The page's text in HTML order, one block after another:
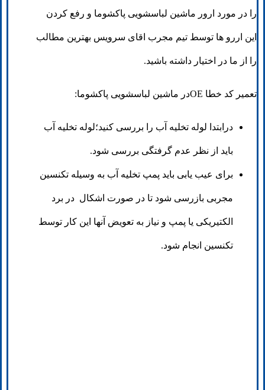
را در مورد ارور ماشین لباسشویی پاکشوما و رفع کردن
این اررو ها توسط تیم مجرب اقای سرویس بهترین مطالب
را از ما در اختیار داشته باشید.
تعمیر کد خطا OEدر ماشین لباسشویی پاکشوما:
درابتدا لوله تخلیه آب را بررسی کنید؛لوله تخلیه آب
باید از نظر عدم گرفتگی بررسی شود.
برای عیب یابی باید پمپ تخلیه آب به وسیله تکنسین
مجربی بازرسی شود تا در صورت اشکال در برد
الکتیریکی یا پمپ و نیاز به تعویض آنها این کار توسط
تکنسین انجام شود.